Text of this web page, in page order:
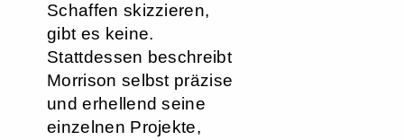
Schaffen skizzieren,
gibt es keine.
Stattdessen beschreibt
Morrison selbst präzise
und erhellend seine
einzelnen Projekte,